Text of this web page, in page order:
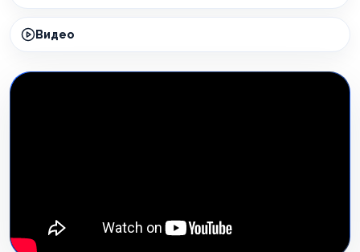
Видео